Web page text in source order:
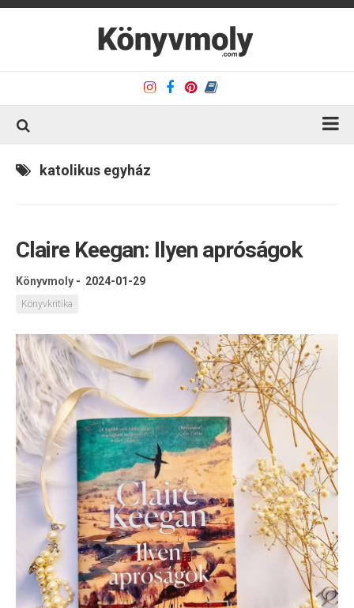
Kapcsolat
Olvasó sarok
Könyveim
Rólam
katolikus egyház
Claire Keegan: Ilyen apróságok
Könyvmoly - 2024-01-29
Könyvkritika